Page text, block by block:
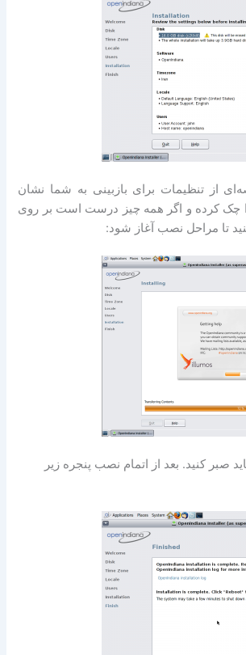
از تنظیمات برای بازبینی به شما نشان
چک کرده و اگر همه چیز درست است بر روی
صبر کنید. بعد از اتمام نصب پنجره زیر